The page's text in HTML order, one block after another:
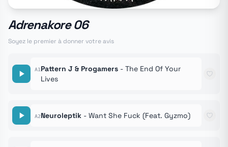
Adrenakore 06
Soyez le premier à donner votre avis
A1 Pattern J & Progamers - The End Of Your
Lives
A2Neuroleptik - Want She Fuck (Feat. Gyzmo)